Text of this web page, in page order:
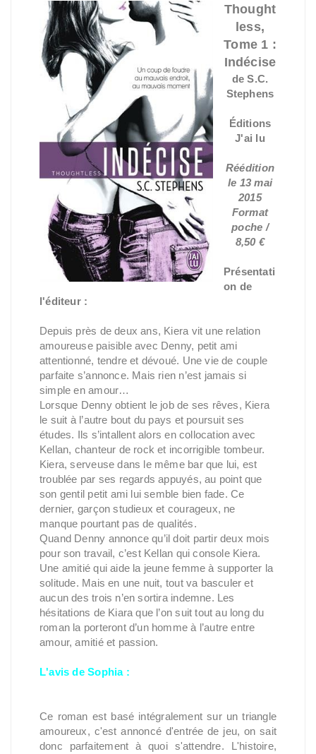
Thought
less,
Tome 1 :
Indécise
de S.C.
Stephens
Éditions
J'ai lu
Réédition
le 13 mai
2015
Format
poche /
8,50 €
Présentati
on de
l'éditeur :
Depuis près de deux ans, Kiera vit une relation
amoureuse paisible avec Denny, petit ami
attentionné, tendre et dévoué. Une vie de couple
parfaite s’annonce. Mais rien n’est jamais si
simple en amour…
Lorsque Denny obtient le job de ses rêves, Kiera
le suit à l’autre bout du pays et poursuit ses
études. Ils s’intallent alors en collocation avec
Kellan, chanteur de rock et incorrigible tombeur.
Kiera, serveuse dans le même bar que lui, est
troublée par ses regards appuyés, au point que
son gentil petit ami lui semble bien fade. Ce
dernier, garçon studieux et courageux, ne
manque pourtant pas de qualités.
Quand Denny annonce qu’il doit partir deux mois
pour son travail, c’est Kellan qui console Kiera.
Une amitié qui aide la jeune femme à supporter la
solitude. Mais en une nuit, tout va basculer et
aucun des trois n’en sortira indemne. Les
hésitations de Kiara que l’on suit tout au long du
roman la porteront d’un homme à l’autre entre
amour, amitié et passion.
L'avis de Sophia :
Ce roman est basé intégralement sur un triangle
amoureux, c'est annoncé d'entrée de jeu, on sait
donc parfaitement à quoi s'attendre. L'histoire,